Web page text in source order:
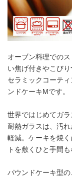
オーブン料理での
い焦げ付きやこび
セラミックコーテ
ンドケーキMです。
世界ではじめてガ
耐熱ガラスは、汚
軽減。ケーキを焼
トを敷くひと手間も
パウンドケーキ型